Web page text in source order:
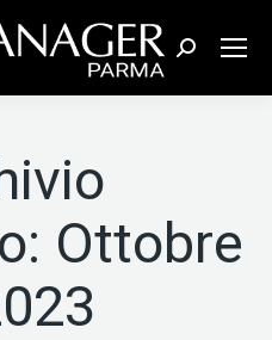
Cerca:
Ottobre